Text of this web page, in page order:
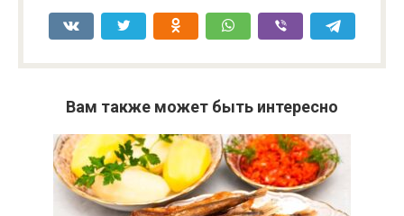
Вам также может быть интересно